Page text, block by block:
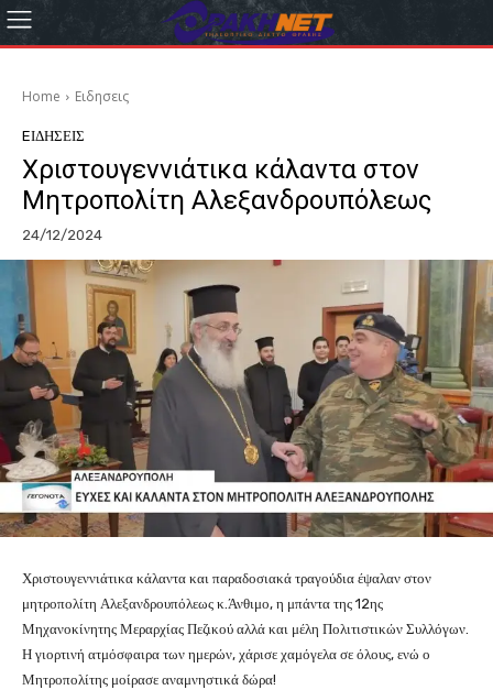
Home Eιδησεις
EΙΔΗΣΕΙΣ
Χριστουγεννιάτικα κάλαντα στον
Μητροπολίτη Αλεξανδρουπόλεως
24/12/2024
Χριστουγεννιάτικα κάλαντα και παραδοσιακά τραγούδια έψαλαν στον
μητροπολίτη Αλεξανδρουπόλεως κ.Άνθιμο, η μπάντα της 12ης
Μηχανοκίνητης Μεραρχίας Πεζικού αλλά και μέλη Πολιτιστικών Συλλόγων.
Η γιορτινή ατμόσφαιρα των ημερών, χάρισε χαμόγελα σε όλους, ενώ ο
Μητροπολίτης μοίρασε αναμνηστικά δώρα!